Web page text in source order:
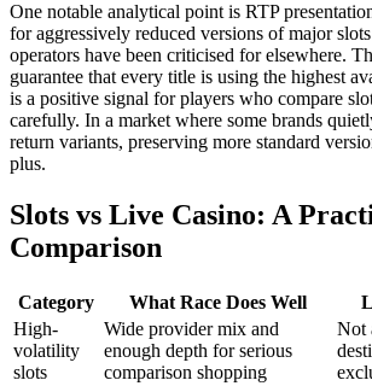
One notable analytical point is RTP
for aggressively reduced versions of major
operators have been criticised for elsewhere.
guarantee that every title is using the highest
is a positive signal for players who compare
carefully. In a market where some brands
return variants, preserving more standard
plus.
Slots vs Live Casino: A
Comparison
Category What Race Does Well
High-
volatility
slots
Wide provider mix and
enough depth for serious
comparison shopping
Not